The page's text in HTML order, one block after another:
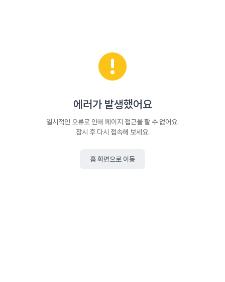
에러가 발생했어요
일시적인 오류로 인해 페이지 접근을 할 수 없어요.
잠시 후 다시 접속해 보세요.
홈 화면으로 이동